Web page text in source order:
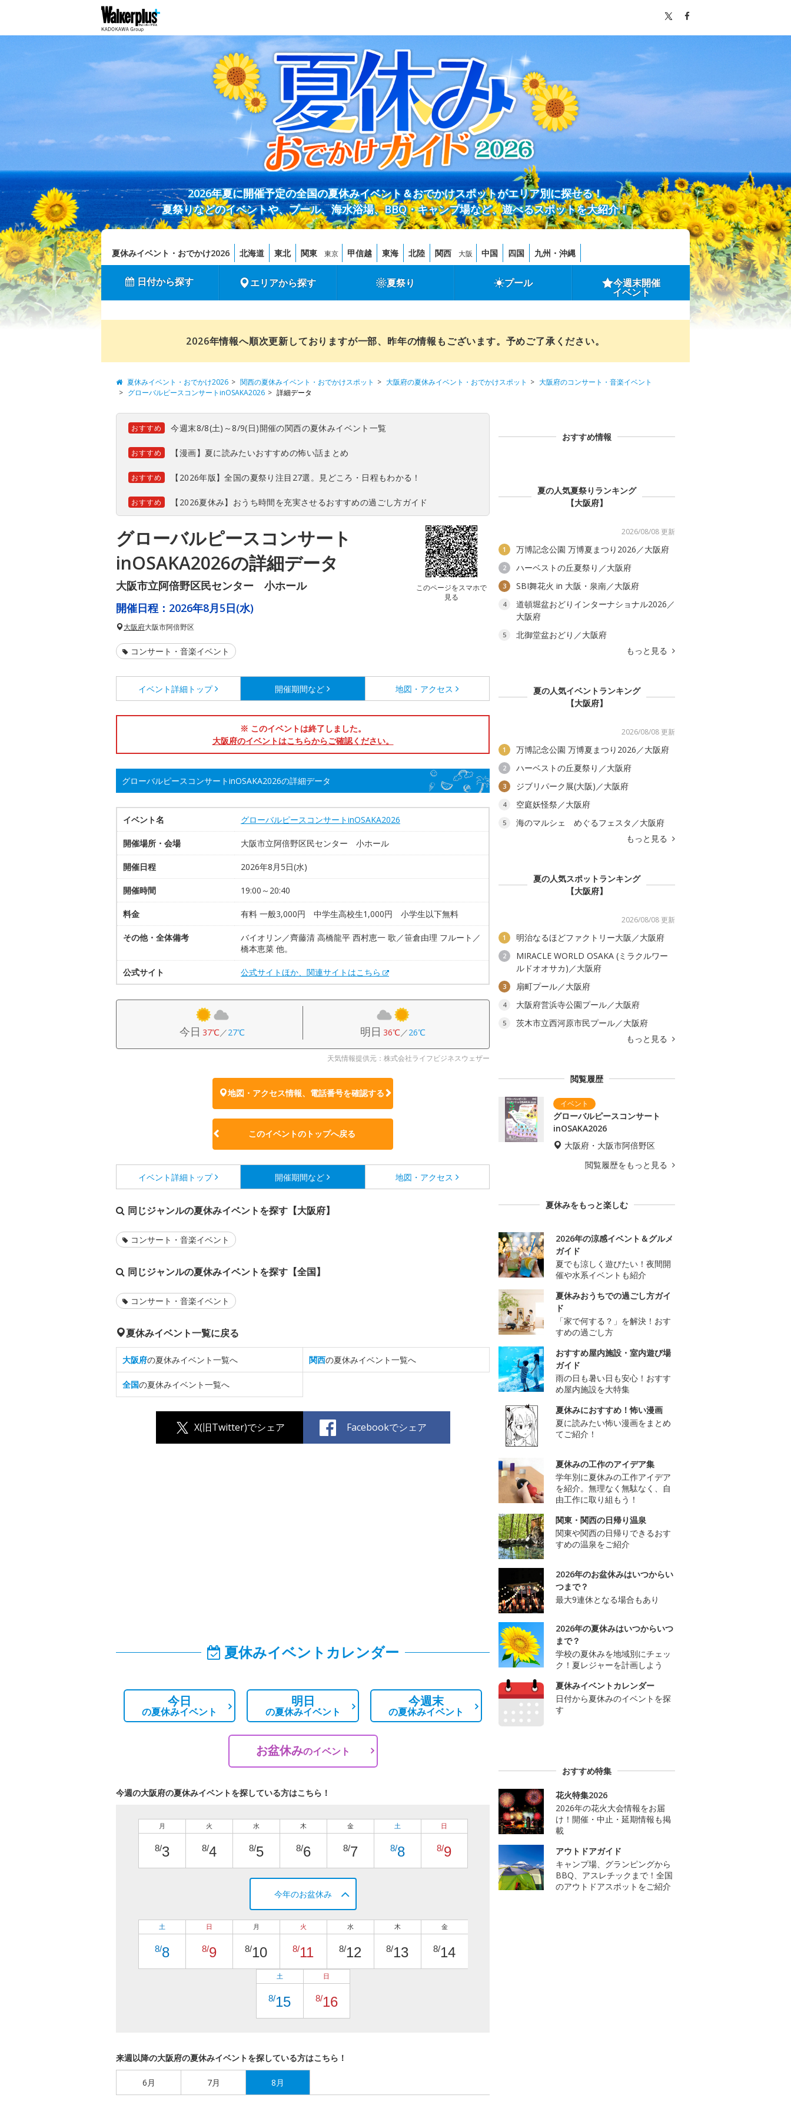
2026年夏に開催予定の全国の夏休みイベント＆おでかけスポットがエリア別に探せる！
夏祭りなどのイベントや、プール、海水浴場、BBQ・キャンプ場など、遊べるスポットを大紹介！
夏休みイベント・おでかけ2026 北海道 東北 関東 東京 甲信越 東海 北陸 関西 大阪 中国 四国 九州・沖縄
日付から探す エリアから探す 夏祭り プール 今週末開催
イベント
2026年情報へ順次更新しておりますが一部、昨年の情報もございます。予めご了承ください。
夏休みイベント・おでかけ2026 関西の夏休みイベント・おでかけスポット 大阪府の夏休みイベント・おでかけスポット
大阪府のコンサート・音楽イベント
グローバルピースコンサートinOSAKA2026
詳細データ
おすすめ 今週末8/8(土)～8/9(日)開催の関西の夏休みイベント一覧
おすすめ 【漫画】夏に読みたいおすすめの怖い話まとめ
おすすめ 【2026年版】全国の夏祭り注目27選。見どころ・日程もわかる！
おすすめ 【2026夏休み】おうち時間を充実させるおすすめの過ごし方ガイド
グローバルピースコンサート
inOSAKA2026の詳細データ
大阪市立阿倍野区民センター 小ホール
このページをスマホで
見る
開催日程： 2026年8月5日(水)
大阪府大阪市阿倍野区
コンサート・音楽イベント
イベント詳細 トップ 開催期間など 地図・アクセス
※ このイベントは終了しました。
大阪府のイベントはこちらからご確認ください。
グローバルピースコンサートinOSAKA2026の詳細データ
イベント名 グローバルピースコンサートinOSAKA2026
開催場所・会場 大阪市立阿倍野区民センター 小ホール
開催日程 2026年8月5日(水)
開催時間 19:00～20:40
料金 有料 一般3,000円 中学生高校生1,000円 小学生以下無料
その他・全体備考
バイオリン／齊藤清 高橋龍平 西村恵一 歌／笹倉由理 フルート／
橋本恵菜 他。
公式サイト 公式サイトほか、関連サイトはこちら
今日 37℃／27℃ 明日 36℃／26℃
天気情報提供元：株式会社ライフビジネスウェザー
地図・アクセス情報、電話番号を確認する
このイベントのトップへ戻る
イベント詳細 トップ 開催期間など 地図・アクセス
同じジャンルの夏休みイベントを探す【大阪府】
コンサート・音楽イベント
同じジャンルの夏休みイベントを探す【全国】
コンサート・音楽イベント
夏休みイベント一覧に戻る
大阪府の夏休みイベント一覧へ 関西の夏休みイベント一覧へ
全国の夏休みイベント一覧へ
X(旧Twitter)でシェア Facebookでシェア
夏休みイベントカレンダー
今日
の夏休みイベント
明日
の夏休みイベント
今週末
の夏休みイベント
お盆休みのイベント
今週の大阪府の夏休みイベントを探している方はこちら！
月
8/3
火
8/4
水
8/5
木
8/6
金
8/7
土
8/8
日
8/9
今年のお盆休み
土
8/8
日
8/9
月
8/10
火
8/11
水
8/12
木
8/13
金
8/14
土
8/15
日
8/16
来週以降の大阪府の夏休みイベントを探している方はこちら！
6月 7月 8月
おすすめ情報
夏の人気夏祭りランキング
【大阪府】
2026/08/08 更新
1 万博記念公園 万博夏まつり2026／大阪府
2 ハーベストの丘夏祭り／大阪府
3 SBI舞花火 in 大阪・泉南／大阪府
4
道頓堀盆おどりインターナショナル2026／
大阪府
5
北御堂盆おどり／大阪府
もっと見る
夏の人気イベントランキング
【大阪府】
2026/08/08 更新
1 万博記念公園 万博夏まつり2026／大阪府
2 ハーベストの丘夏祭り／大阪府
3 ジブリパーク展(大阪)／大阪府
4 空庭妖怪祭／大阪府
5
海のマルシェ めぐるフェスタ／大阪府
もっと見る
夏の人気スポットランキング
【大阪府】
2026/08/08 更新
1 明治なるほどファクトリー大阪／大阪府
2
MIRACLE WORLD OSAKA (ミラクルワー
ルドオオサカ)／大阪府
3 扇町プール／大阪府
4 大阪府営浜寺公園プール／大阪府
5
茨木市立西河原市民プール／大阪府
もっと見る
閲覧履歴
グローバルピースコンサート
inOSAKA2026
大阪府・大阪市阿倍野区
閲覧履歴をもっと見る
夏休みをもっと楽しむ
2026年の涼感イベント＆グルメ
ガイド
夏でも涼しく遊びたい！夜間開
催や水系イベントも紹介
夏休みおうちでの過ごし方ガイ
ド
「家で何する？」を解決！おす
すめの過ごし方
おすすめ屋内施設・室内遊び場
ガイド
雨の日も暑い日も安心！おすす
め屋内施設を大特集
夏休みにおすすめ！怖い漫画
夏に読みたい怖い漫画をまとめ
てご紹介！
夏休みの工作のアイデア集
学年別に夏休みの工作アイデア
を紹介。無理なく無駄なく、自
由工作に取り組もう！
関東・関西の日帰り温泉
関東や関西の日帰りできるおす
すめの温泉をご紹介
2026年のお盆休みはいつからい
つまで？
最大9連休となる場合もあり
2026年の夏休みはいつからいつ
まで？
学校の夏休みを地域別にチェッ
ク！夏レジャーを計画しよう
夏休みイベントカレンダー
日付から夏休みのイベントを探
す
おすすめ特集
花火特集2026
2026年の花火大会情報をお届
け！開催・中止・延期情報も掲
載
アウトドアガイド
キャンプ場、グランピングから
BBQ、アスレチックまで！全国
のアウトドアスポットをご紹介